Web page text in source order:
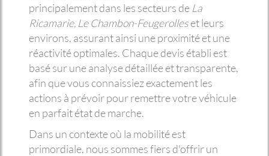
principalement dans les secteurs de La
Ricamarie, Le Chambon-Feugerolleset leurs
environs, assurant ainsi une proximité et une
réactivité optimales. Chaque devis établi est
basé sur une analyse détaillée et transparente,
afin que vous connaissiez exactement les
actions à prévoir pour remettre votre véhicule
en parfait état de marche.
Dans un contexte où la mobilité est
primordiale, nous sommes fiers d'offrir un